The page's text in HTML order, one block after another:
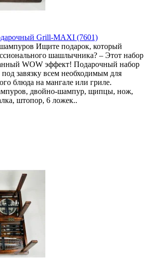
Grill-MAXI (7601)
Ищите подарок, который
шашлычника? – Этот набор
WOW эффект! Подарочный набор
завязку всем необходимым для
блюда на мангале или гриле.
двойно-шампур, щипцы, нож,
штопор, 6 ложек..